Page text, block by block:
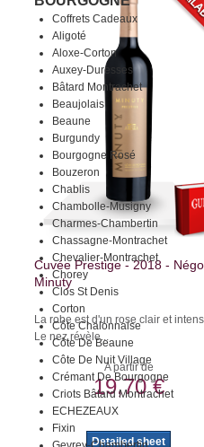
Coffrets Cadeaux
Aligoté
Aloxe-Corton
Auxey-Duresses
Bâtard Montrachet
Beaujolais
Beaune
Burgundy
Bourgogne Rosé
Bouzeron
Chablis
Chambolle-Musigny
Charmes-Chambertin
Chassagne-Montrachet
Chevalier-Montrachet
Chorey
Clos St Denis
Corton
Côte Chalonnaise
Côte De Beaune
Côte De Nuit Village
Crémant De Bourgogne
Criots Bâtard Montrachet
ECHEZEAUX
Fixin
Cuvée Prestige - 2018 -
Minuty
La robe est d'un rose clair et
Le nez révèle...
A partir de
19,70 €
Detailed sheet